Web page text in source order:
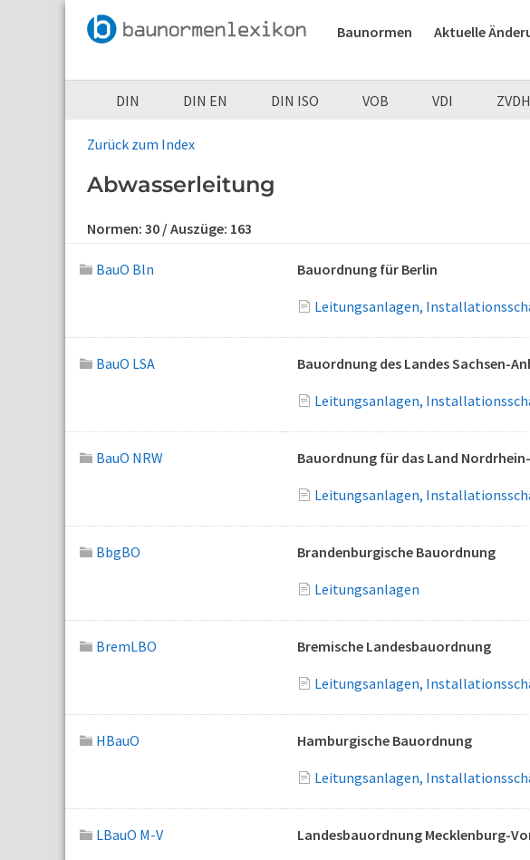
Baunormen Aktuelle
DIN DIN EN DIN ISO VOB VDI
Zurück zum Index
Abwasserleitung
Normen: 30 / Auszüge: 163
BauO Bln Bauordnung für Berlin
Leitungsanlagen,
BauO LSA Bauordnung des Landes Sachsen-
Leitungsanlagen,
BauO NRW Bauordnung für das Land
Leitungsanlagen,
BbgBO Brandenburgische Bauordnung
Leitungsanlagen
BremLBO Bremische Landesbauordnung
Leitungsanlagen,
HBauO Hamburgische Bauordnung
Leitungsanlagen,
LBauO M-V Landesbauordnung Mecklenburg-